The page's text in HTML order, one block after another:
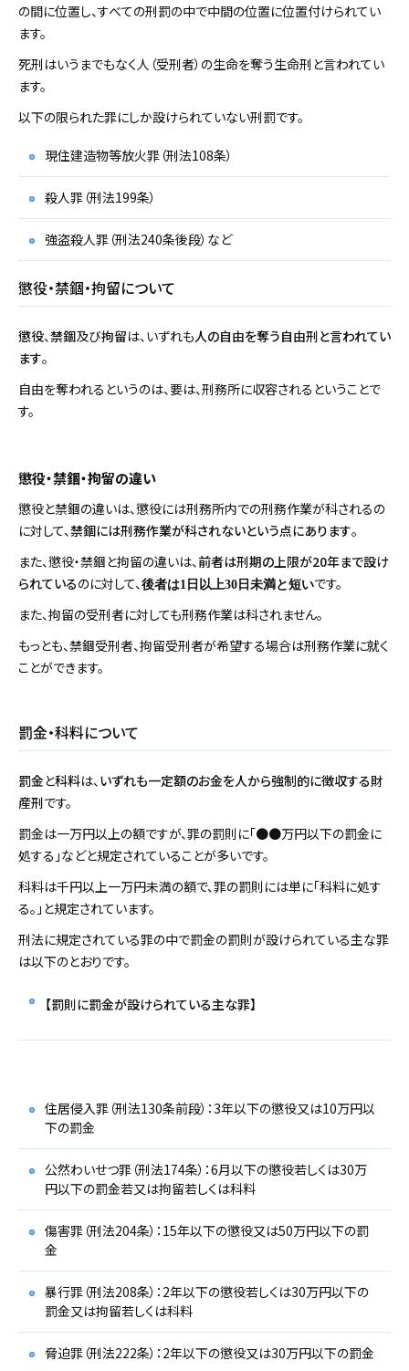
の間に位置し、すべての刑罰の中で中間の位置に位置付けられてい
ます。
死刑はいうまでもなく人（受刑者）の生命を奪う生命刑と言われてい
ます。
以下の限られた罪にしか設けられていない刑罰です。
現住建造物等放火罪（刑法108条）
殺人罪（刑法199条）
強盗殺人罪（刑法240条後段）など
懲役・禁錮・拘留について
懲役、禁錮及び拘留は、いずれも人の自由を奪う自由刑と言われてい
ます。
自由を奪われるというのは、要は、刑務所に収容されるということで
す。
懲役・禁錮・拘留の違い
懲役と禁錮の違いは、懲役には刑務所内での刑務作業が科されるの
に対して、禁錮には刑務作業が科されないという点にあります。
また、懲役・禁錮と拘留の違いは、前者は刑期の上限が20年まで設け
られているのに対して、後者は1日以上30日未満と短いです。
また、拘留の受刑者に対しても刑務作業は科されません。
もっとも、禁錮受刑者、拘留受刑者が希望する場合は刑務作業に就く
ことができます。
罰金・科料について
罰金と科料は、いずれも一定額のお金を人から強制的に徴収する財
産刑です。
罰金は一万円以上の額ですが、罪の罰則に「●●万円以下の罰金に
処する」などと規定されていることが多いです。
科料は千円以上一万円未満の額で、罪の罰則には単に「科料に処す
る。」と規定されています。
刑法に規定されている罪の中で罰金の罰則が設けられている主な罪
は以下のとおりです。
【罰則に罰金が設けられている主な罪】
住居侵入罪（刑法130条前段）：3年以下の懲役又は10万円以
下の罰金
公然わいせつ罪（刑法174条）：6月以下の懲役若しくは30万
円以下の罰金若又は拘留若しくは科料
傷害罪（刑法204条）：15年以下の懲役又は50万円以下の罰
金
暴行罪（刑法208条）：2年以下の懲役若しくは30万円以下の
罰金又は拘留若しくは科料
脅迫罪（刑法222条）：2年以下の懲役又は30万円以下の罰金